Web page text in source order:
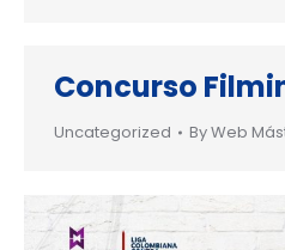
Concurso
Uncategorized ByWeb